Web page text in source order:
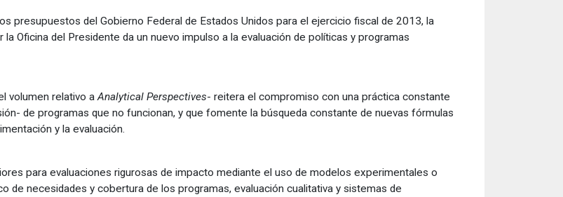
presupuestos del Gobierno Federal de Estados Unidos para el ejercicio fiscal de 2013, la
Oficina del Presidente da un nuevo impulso a la evaluación de políticas y programas
volumen relativo aAnalytical Perspectives- reitera el compromiso con una práctica constante
de programas que no funcionan, y que fomente la búsqueda constante de nuevas fórmulas
y la evaluación.
para evaluaciones rigurosas de impacto mediante el uso de modelos experimentales o
de necesidades y cobertura de los programas, evaluación cualitativa y sistemas de